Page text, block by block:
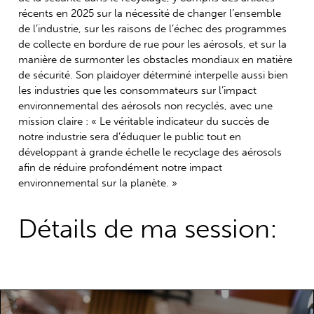
récents en 2025 sur la nécessité de changer l’ensemble
de l’industrie, sur les raisons de l’échec des programmes
de collecte en bordure de rue pour les aérosols, et sur la
manière de surmonter les obstacles mondiaux en matière
de sécurité. Son plaidoyer déterminé interpelle aussi bien
les industries que les consommateurs sur l’impact
environnemental des aérosols non recyclés, avec une
mission claire : « Le véritable indicateur du succès de
notre industrie sera d’éduquer le public tout en
développant à grande échelle le recyclage des aérosols
afin de réduire profondément notre impact
environnemental sur la planète. »
Détails de ma session: